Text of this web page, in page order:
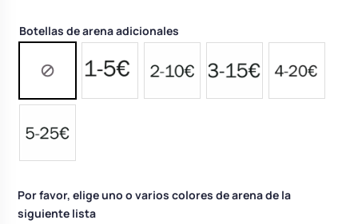
Botellas de arena adicionales
Por favor, elige uno o varios colores de arena de la
siguiente lista